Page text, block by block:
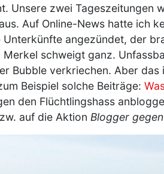
Unsere zwei Tageszeitungen
Auf Online-News hatte ich
angezündet, der
schweigt ganz.
Bubble verkriechen. Aber
Beispiel solche Beiträge:
den Flüchtlingshass
auf die Aktion Blogger